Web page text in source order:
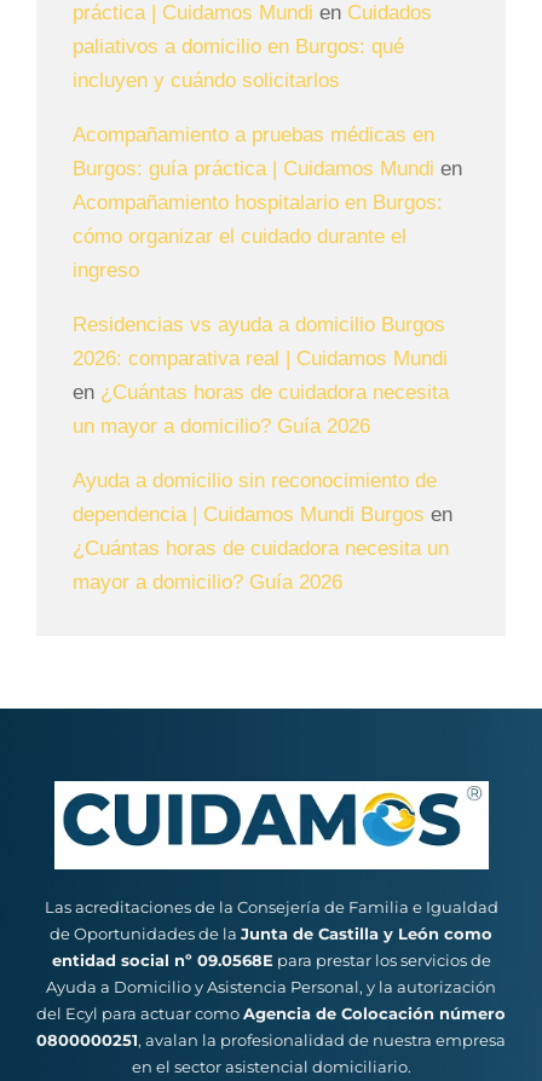
práctica | Cuidamos Mundi en Cuidados
paliativos a domicilio en Burgos: qué
incluyen y cuándo solicitarlos
Acompañamiento a pruebas médicas en
Burgos: guía práctica | Cuidamos Mundi en
Acompañamiento hospitalario en Burgos:
cómo organizar el cuidado durante el
ingreso
Residencias vs ayuda a domicilio Burgos
2026: comparativa real | Cuidamos Mundi
en ¿Cuántas horas de cuidadora necesita
un mayor a domicilio? Guía 2026
Ayuda a domicilio sin reconocimiento de
dependencia | Cuidamos Mundi Burgos en
¿Cuántas horas de cuidadora necesita un
mayor a domicilio? Guía 2026
Las acreditaciones de la Consejería de Familia e Igualdad
de Oportunidades de la Junta de Castilla y León como
entidad social nº 09.0568E para prestar los servicios de
Ayuda a Domicilio y Asistencia Personal, y la autorización
del Ecyl para actuar comoAgencia de Colocación número
0800000251, avalan la profesionalidad de nuestra empresa
en el sector asistencial domiciliario.